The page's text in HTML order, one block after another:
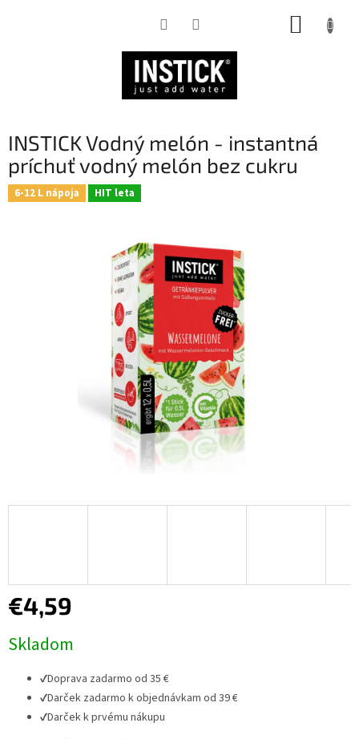
INSTICK Vodný melón - instantná
príchuť vodný melón bez cukru
6-12 L nápoja HIT leta
€4,59
cena:
Skladom
✔Doprava zadarmo od 35 €
✔Darček zadarmo k objednávkam od 39 €
✔Darček k prvému nákupu